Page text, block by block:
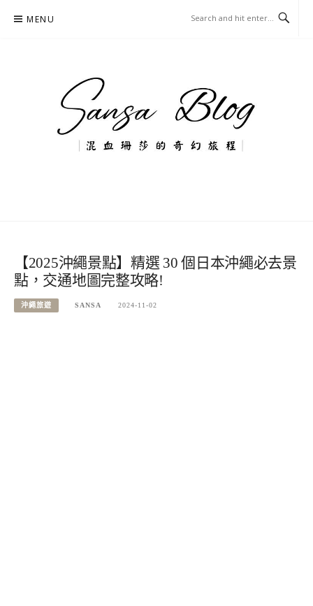
MENU
【2025沖繩景點】精選 30 個日本沖繩必去景
點，交通地圖完整攻略!
沖繩旅遊 SANSA 2024-11-02